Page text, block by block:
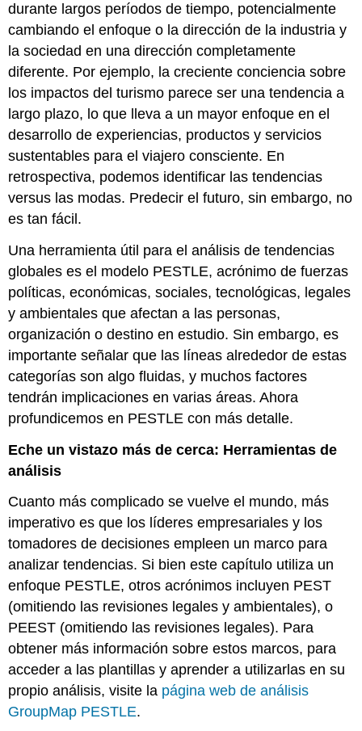
Tendencias
Legales
Privacidad
Seguridad
La
tecnología
y
el
panorama
jurídico
Tendencias
Ambientales
desde
y
sobre
el
Medio
Ambiente
Objetivos
de
Sostenible
de
ONU
durante largos períodos de tiempo, potencialmente
cambiando el enfoque o la dirección de la industria y
la sociedad en una dirección completamente
diferente. Por ejemplo, la creciente conciencia sobre
los impactos del turismo parece ser una tendencia a
largo plazo, lo que lleva a un mayor enfoque en el
desarrollo de experiencias, productos y servicios
sustentables para el viajero consciente. En
retrospectiva, podemos identificar las tendencias
versus las modas. Predecir el futuro, sin embargo, no
es tan fácil.
Una herramienta útil para el análisis de tendencias
globales es el modelo PESTLE, acrónimo de fuerzas
políticas, económicas, sociales, tecnológicas, legales
y ambientales que afectan a las personas,
organización o destino en estudio. Sin embargo, es
importante señalar que las líneas alrededor de estas
categorías son algo fluidas, y muchos factores
tendrán implicaciones en varias áreas. Ahora
profundicemos en PESTLE con más detalle.
Eche un vistazo más de cerca: Herramientas de
análisis
Cuanto más complicado se vuelve el mundo, más
imperativo es que los líderes empresariales y los
tomadores de decisiones empleen un marco para
analizar tendencias. Si bien este capítulo utiliza un
enfoque PESTLE, otros acrónimos incluyen PEST
(omitiendo las revisiones legales y ambientales), o
PEEST (omitiendo las revisiones legales). Para
obtener más información sobre estos marcos, para
acceder a las plantillas y aprender a utilizarlas en su
propio análisis, visite la página web de análisis
GroupMap PESTLE.